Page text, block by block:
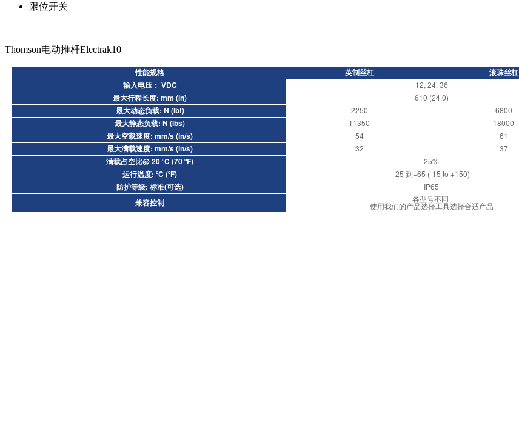
限位开关
Thomson电动推杆Electrak10
性能规格 英制丝杠
滚珠丝杠
输入电压： VDC
12, 24, 36
最大行程长度: mm (in) 610 (24.0)
最大动态负载: N (lbf) 2250 6800
最大静态负载: N (lbs) 11350 18000
最大空载速度: mm/s (in/s) 54 61
最大满载速度: mm/s (in/s) 32 37
满载占空比@ 20 ºC (70 ºF) 25%
运行温度: ºC (ºF) -25 到+65 (-15 to +150)
防护等级: 标准(可选) IP65
兼容控制 各型号不同
使用我们的产品选择工具选择合适产品